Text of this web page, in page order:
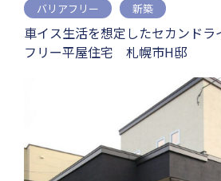
バリアフリー 新築
車イス生活を想定したセカンド
フリー平屋住宅 札幌市H邸